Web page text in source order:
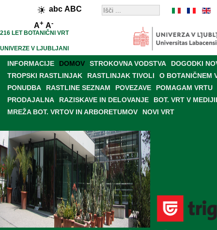
abc ABC
A+ A-
216 LET BOTANIČNI VRT
UNIVERZE V LJUBLJANI
INFORMACIJE DOMOV STROKOVNA VODSTVA
DOGODKI
TROPSKI RASTLINJAK
RASTLINJAK TIVOLI
O BOTANIČNEM
PONUDBA
RASTLINE SEZNAM POVEZAVE
POMAGAM VRTU
PRODAJALNA
RAZISKAVE IN DELOVANJE
BOT. VRT V
MREŽA BOT. VRTOV IN ARBORETUMOV
NOVI VRT